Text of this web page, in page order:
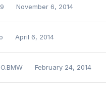
November 6, 2014
April 6, 2014
February 24, 2014